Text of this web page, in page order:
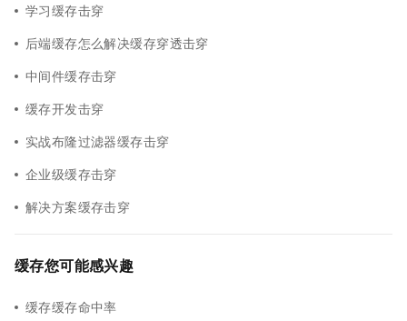
学习缓存击穿
后端缓存怎么解决缓存穿透击穿
中间件缓存击穿
缓存开发击穿
实战布隆过滤器缓存击穿
企业级缓存击穿
解决方案缓存击穿
缓存您可能感兴趣
缓存缓存命中率